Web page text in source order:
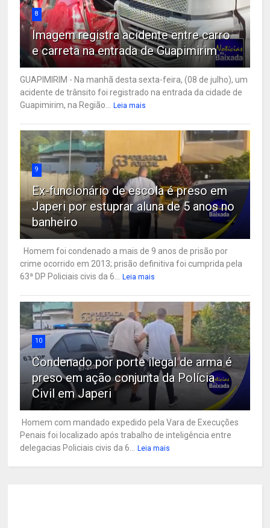
8
Imagem registra acidente entre carro
e carreta na entrada de Guapimirim
GUAPIMIRIM - Na manhã desta sexta-feira, (08 de julho), um
acidente de trânsito foi registrado na entrada da cidade de
Guapimirim, na Região...
Leia mais
9
Ex-funcionário de escola é preso em
Japeri por estuprar aluna de 5 anos no
banheiro
Homem foi condenado a mais de 9 anos de prisão por
crime ocorrido em 2013; prisão definitiva foi cumprida pela
63ª DP Policiais civis da 6...
Leia mais
10
Condenado por porte ilegal de arma é
preso em ação conjunta da Polícia
Civil em Japeri
Homem com mandado expedido pela Vara de Execuções
Penais foi localizado após trabalho de inteligência entre
delegacias Policiais civis da 6...
Leia mais